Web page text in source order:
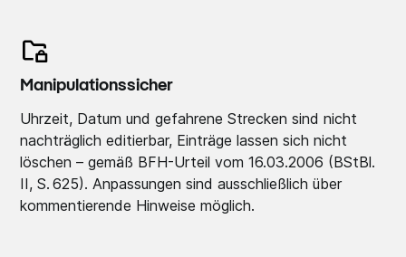
Manipulationssicher
Uhrzeit, Datum und gefahrene Strecken sind nicht
nachträglich editierbar, Einträge lassen sich nicht
löschen – gemäß BFH-Urteil vom 16.03.2006 (BStBl.
II, S. 625). Anpassungen sind ausschließlich über
kommentierende Hinweise möglich.